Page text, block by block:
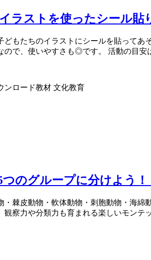
ラストを使ったシール貼
どもたちのイラストにシールを貼ってあ
ので、使いやすさも◎です。 活動の目
ンロード教材 文化教育
のグループに分けよう
・棘皮動物・軟体動物・刺胞動物・海綿
観察力や分類力も育まれる楽しいモン